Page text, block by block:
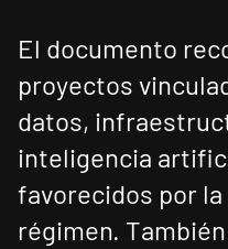
El documento
proyectos
datos,
inteligencia
favorecidos por
régimen.